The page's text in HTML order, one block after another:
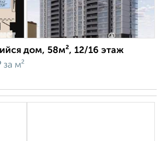
дом, 58м², 12/16 этаж
за м²